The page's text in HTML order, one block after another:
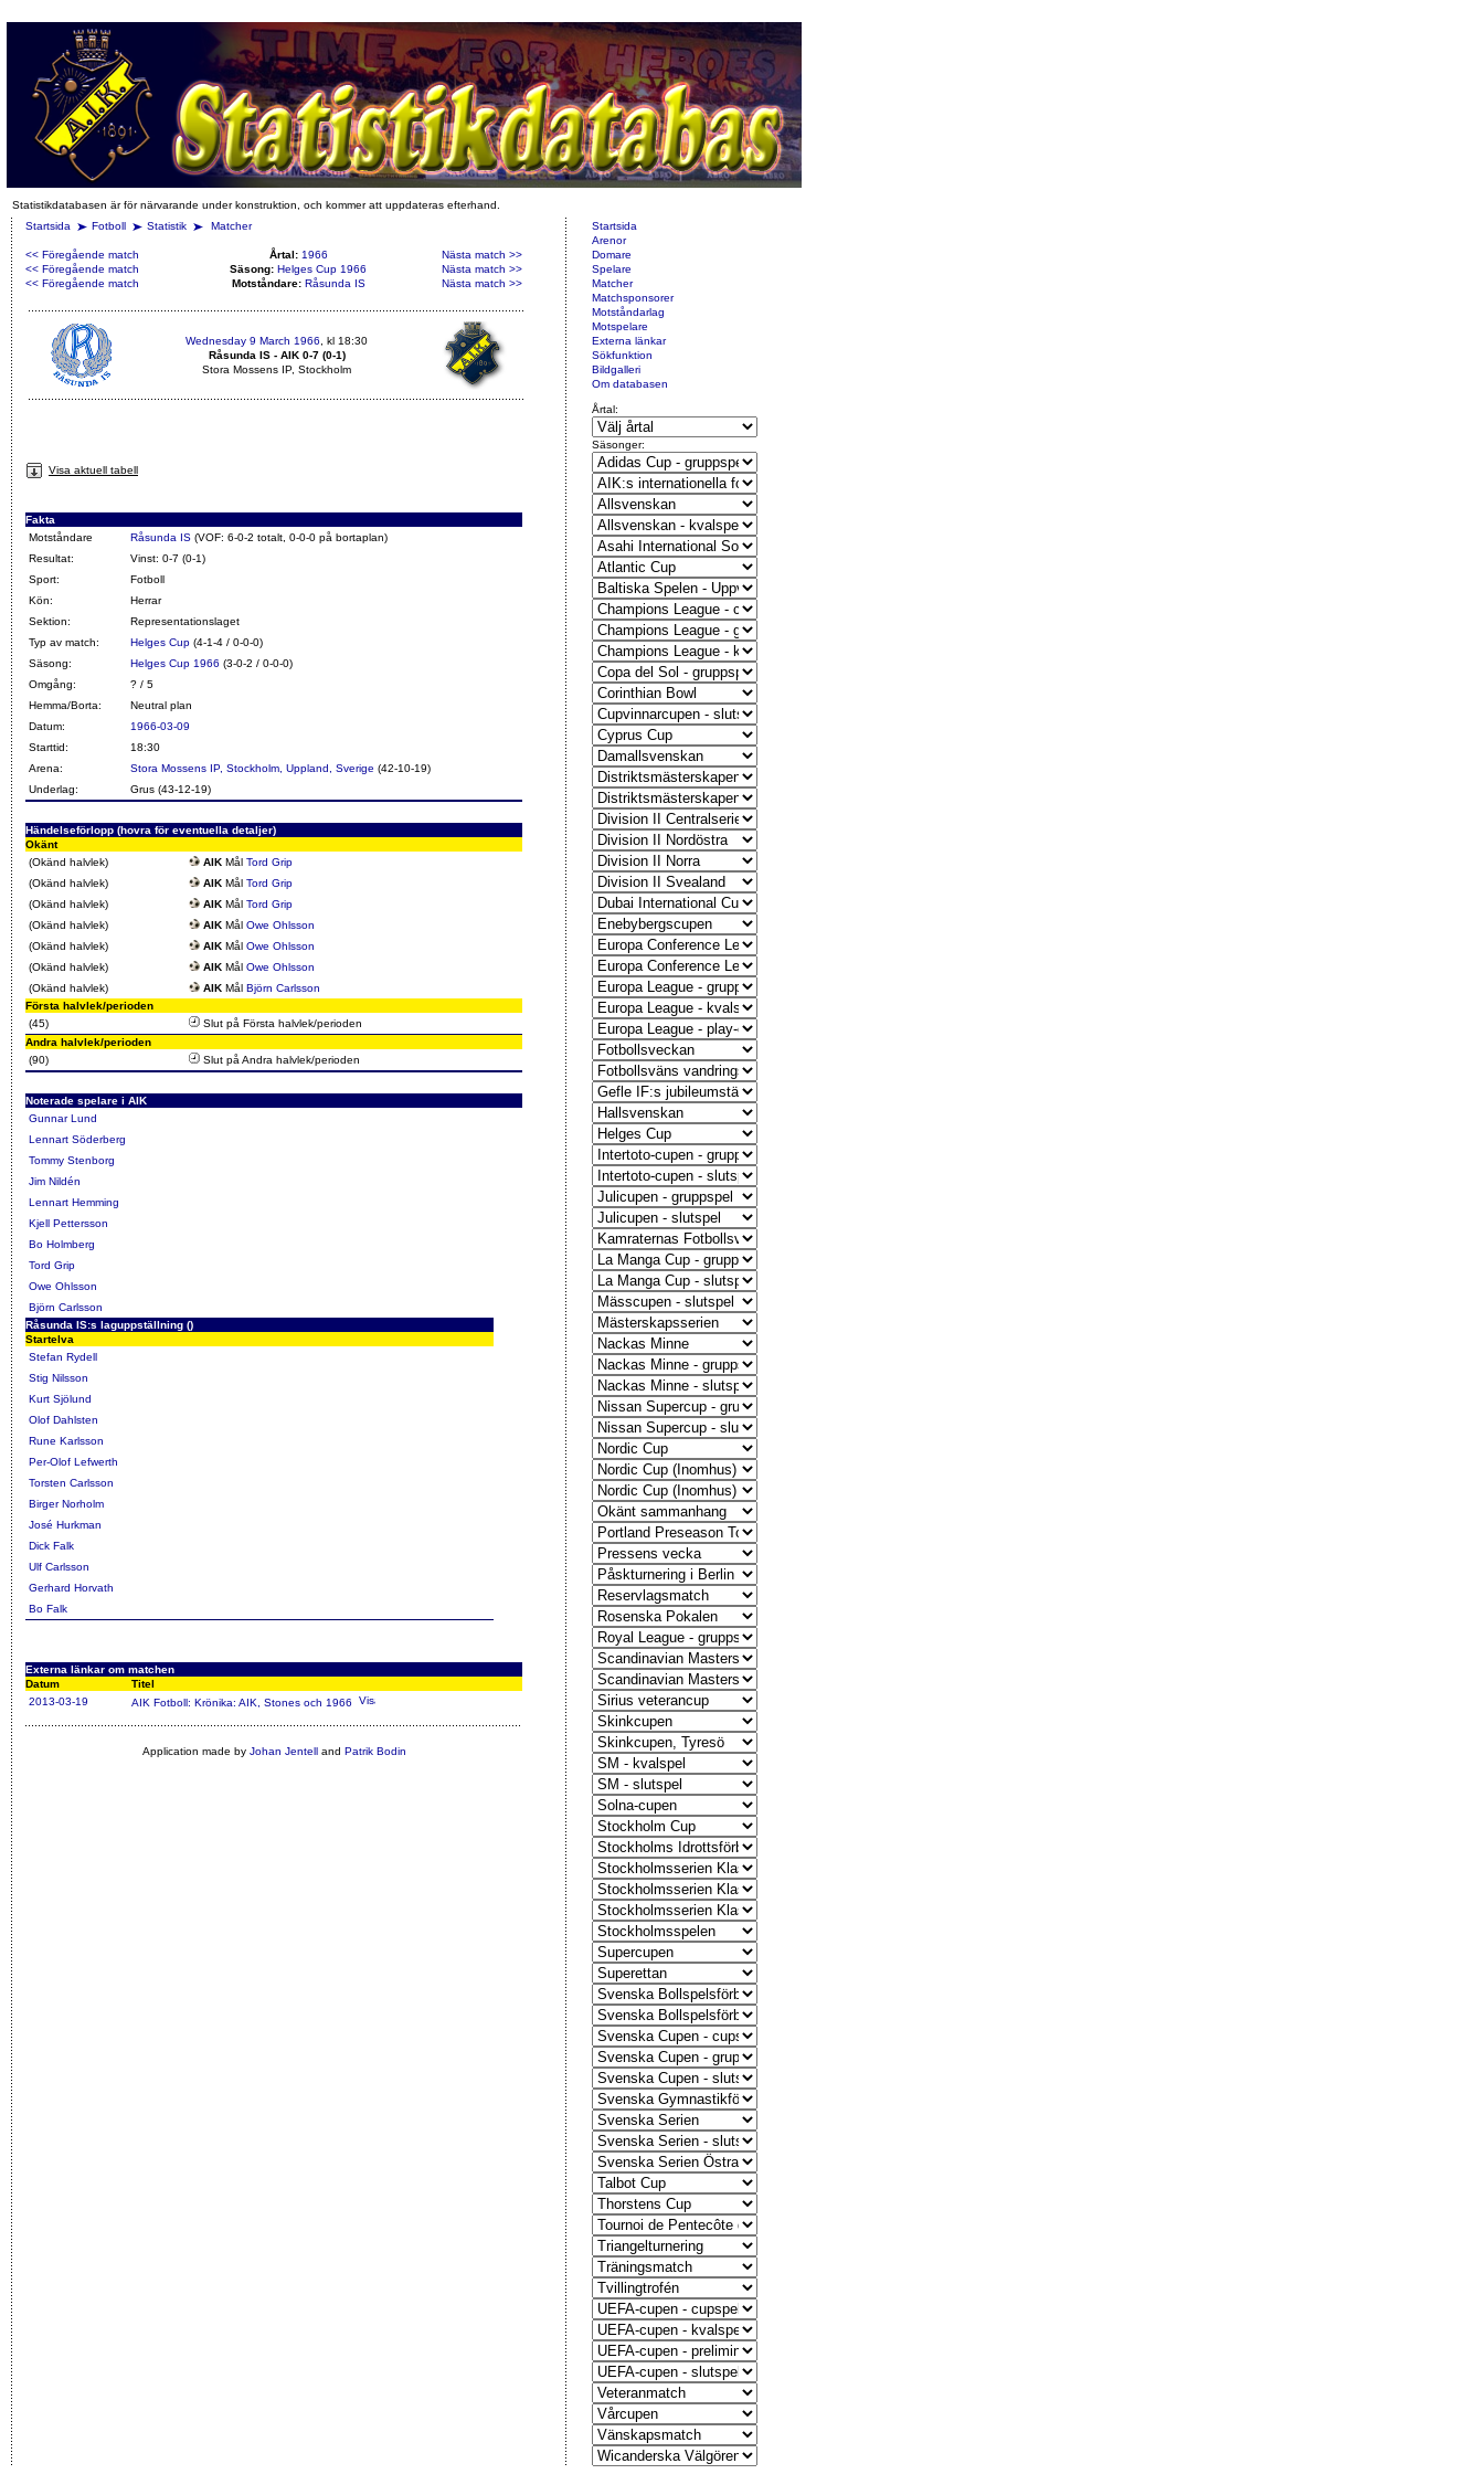
Statistikdatabasen är för närvarande under konstruktion, och kommer att uppdateras efterhand.
Startsida
Fotboll Statistik Matcher
<< Föregående match Årtal: 1966
Nästa match >>
<< Föregående match
Säsong: Helges Cup 1966
Nästa match >>
<< Föregående match
Motståndare: Råsunda IS Nästa match >>
Wednesday 9 March 1966 , kl 18:30
Råsunda IS - AIK 0-7 (0-1)
Stora Mossens IP, Stockholm
Visa aktuell tabell
Fakta
Motståndare
Råsunda IS (VOF: 6-0-2 totalt, 0-0-0 på bortaplan)
Resultat:
Vinst: 0-7 (0-1)
Sport:
Fotboll
Kön:
Herrar
Sektion:
Representationslaget
Typ av match:
Helges Cup (4-1-4 / 0-0-0)
Säsong:
Helges Cup 1966 (3-0-2 / 0-0-0)
Omgång:
? / 5
Hemma/Borta:
Neutral plan
Datum:
1966-03-09
Starttid:
18:30
Arena:
Stora Mossens IP, Stockholm, Uppland, Sverige (42-10-19)
Underlag:
Grus (43-12-19)
Händelseförlopp (hovra för eventuella detaljer)
Okänt
(Okänd halvlek)
AIK Mål Tord Grip
(Okänd halvlek)
AIK Mål Tord Grip
(Okänd halvlek)
AIK Mål Tord Grip
(Okänd halvlek)
AIK Mål Owe Ohlsson
(Okänd halvlek)
AIK Mål Owe Ohlsson
(Okänd halvlek)
AIK Mål Owe Ohlsson
(Okänd halvlek)
AIK Mål Björn Carlsson
Första halvlek/perioden
(45)
Slut på Första halvlek/perioden
Andra halvlek/perioden
(90)
Slut på Andra halvlek/perioden
Noterade spelare i AIK
Gunnar Lund
Lennart Söderberg
Tommy Stenborg
Jim Nildén
Lennart Hemming
Kjell Pettersson
Bo Holmberg
Tord Grip
Owe Ohlsson
Björn Carlsson
Råsunda IS:s laguppställning ()
Startelva
Stefan Rydell
Stig Nilsson
Kurt Sjölund
Olof Dahlsten
Rune Karlsson
Per-Olof Lefwerth
Torsten Carlsson
Birger Norholm
José Hurkman
Dick Falk
Ulf Carlsson
Gerhard Horvath
Bo Falk
Externa länkar om matchen
Datum
Titel
2013-03-19
AIK Fotboll: Krönika: AIK, Stones och 1966
Application made by Johan Jentelland Patrik Bodin
Startsida
Arenor
Domare
Spelare
Matcher
Matchsponsorer
Motståndarlag
Motspelare
Externa länkar
Sökfunktion
Bildgalleri
Om databasen
Årtal:
Säsonger: